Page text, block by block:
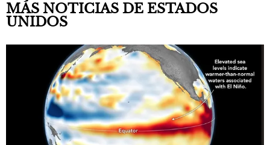
MÁS NOTICIAS DE ESTADOS
UNIDOS